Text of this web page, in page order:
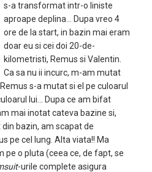
s-a transformat intr-o liniste
aproape deplina… Dupa vreo 4
ore de la start, in bazin mai eram
doar eu si cei doi 20-de-
kilometristi, Remus si Valentin.
Ca sa nu ii incurc, m-am mutat
s-a mutat si el pe culoarul
lui… Dupa ce am bifat
mai inotat cateva bazine si,
bazin, am scapat de
pe cel lung. Alta viata!! Ma
o pluta (ceea ce, de fapt, se
-urile complete asigura